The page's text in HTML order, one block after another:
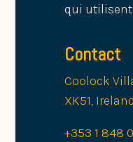
qui utilisent
Contact
Coolock
XK51, Ireland
+353 1 848